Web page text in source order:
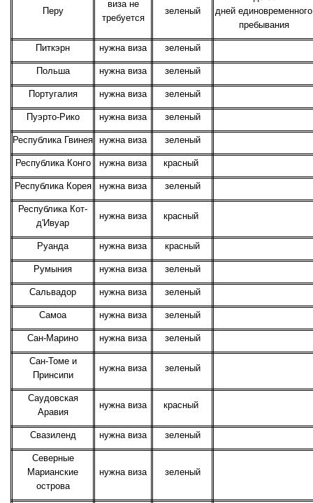
Перу
виза не
требуется
зеленый
дней единовременного
пребывания
Питкэрн нужна виза зеленый
Польша нужна виза зеленый
Португалия нужна виза зеленый
Пуэрто-Рико нужна виза зеленый
Республика Гвинея нужна виза зеленый
Республика Конго нужна виза красный
Республика Корея нужна виза зеленый
Республика Кот-
д'Ивуар
нужна виза красный
Руанда нужна виза красный
Румыния нужна виза зеленый
Сальвадор нужна виза зеленый
Самоа нужна виза зеленый
Сан-Марино нужна виза зеленый
Сан-Томе и
Принсипи
нужна виза зеленый
Саудовская
Аравия
нужна виза красный
Свазиленд нужна виза зеленый
Северные
Марианские
острова
нужна виза зеленый